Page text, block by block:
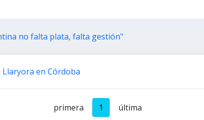
no falta plata, falta gestión"
en Córdoba
primera 1 última